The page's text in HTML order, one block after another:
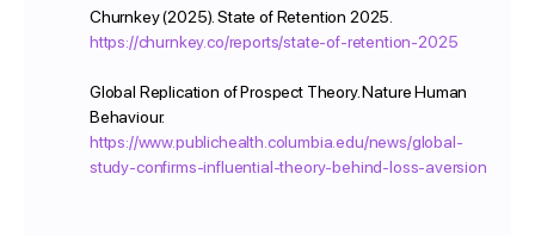
Churnkey (2025). State of Retention 2025.
https://churnkey.co/reports/state-of-retention-2025
Global Replication of Prospect Theory. Nature Human
Behaviour.
https://www.publichealth.columbia.edu/news/global-
study-confirms-influential-theory-behind-loss-aversion
Прием врача
Контакт-
Недвижимость
Решения